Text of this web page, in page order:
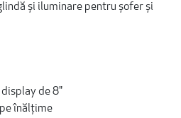
și iluminare pentru șofer și
display de 8"
înălțime